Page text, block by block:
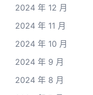
2024 年 12 月
2024 年 11 月
2024 年 10 月
2024 年 9 月
2024 年 8 月